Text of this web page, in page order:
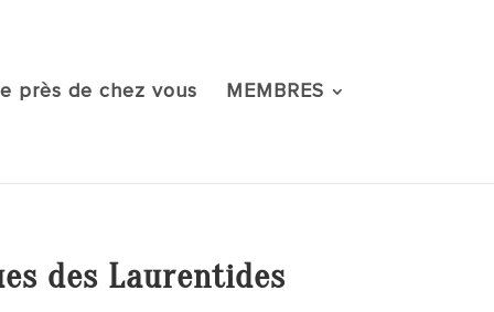
près de chez vous MEMBRES
des Laurentides